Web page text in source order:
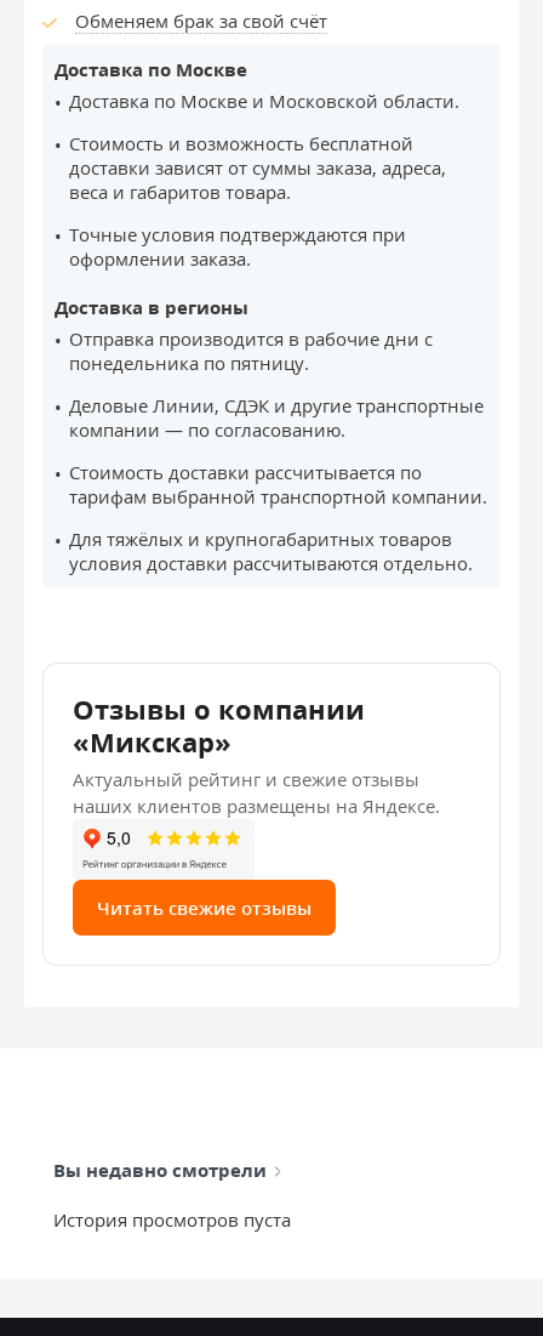
Обменяем брак за свой счёт
Доставка по Москве
Доставка по Москве и Московской области.
Стоимость и возможность бесплатной
доставки зависят от суммы заказа, адреса,
веса и габаритов товара.
Точные условия подтверждаются при
оформлении заказа.
Доставка в регионы
Отправка производится в рабочие дни с
понедельника по пятницу.
Деловые Линии, СДЭК и другие транспортные
компании — по согласованию.
Стоимость доставки рассчитывается по
тарифам выбранной транспортной компании.
Для тяжёлых и крупногабаритных товаров
условия доставки рассчитываются отдельно.
Отзывы о компании
«Микскар»
Актуальный рейтинг и свежие отзывы
наших клиентов размещены на Яндексе.
Читать свежие отзывы
Вы недавно смотрели
История просмотров пуста